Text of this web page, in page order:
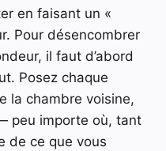
en faisant un «
Pour désencombrer
il faut d’abord
Posez chaque
la chambre voisine,
peu importe où, tant
de ce que vous